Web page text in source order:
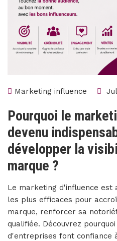
Marketing influence
Pourquoi le
devenu
développer la
marque ?
Le marketing d'influence est
les plus efficaces pour
marque, renforcer sa
qualifiée. Découvrez
d'entreprises font confiance